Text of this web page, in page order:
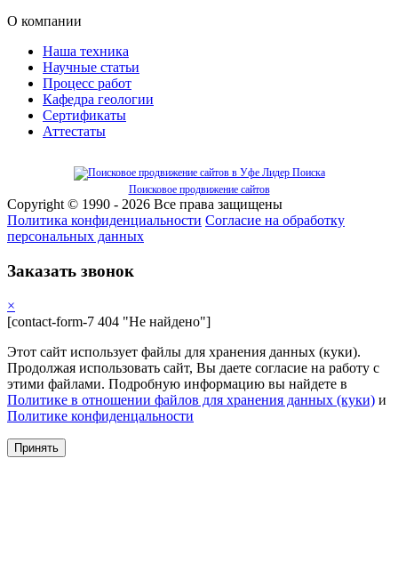
О компании
Наша техника
Научные статьи
Процесс работ
Кафедра геологии
Сертификаты
Аттестаты
Поисковое продвижение сайтов
Copyright © 1990 - 2026 Все права защищены
Политика конфиденциальности Cогласие на обработку
персональных данных
Заказать звонок
×
[contact-form-7 404 "Не найдено"]
Этот сайт использует файлы для хранения данных (куки).
Продолжая использовать сайт, Вы даете согласие на работу с
этими файлами. Подробную информацию вы найдете в
Политике в отношении файлов для хранения данных (куки) и
Политике конфиденцальности
Принять